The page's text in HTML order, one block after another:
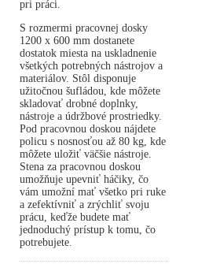
pri práci.
S rozmermi pracovnej dosky
1200 x 600 mm dostanete
dostatok miesta na uskladnenie
všetkých potrebných nástrojov a
materiálov. Stôl disponuje
užitočnou šufládou, kde môžete
skladovať drobné doplnky,
nástroje a údržbové prostriedky.
Pod pracovnou doskou nájdete
policu s nosnosťou až 80 kg, kde
môžete uložiť väčšie nástroje.
Stena za pracovnou doskou
umožňuje upevniť háčiky, čo
vám umožní mať všetko pri ruke
a zefektívniť a zrýchliť svoju
prácu, keďže budete mať
jednoduchý prístup k tomu, čo
potrebujete.